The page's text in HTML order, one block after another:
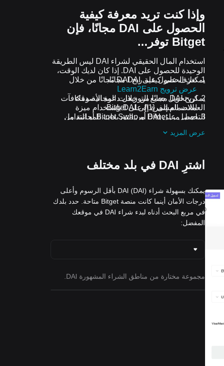
وإذا كنت تريد معرفة كيفية
الحصول على DAI مجانًا، فإن
Bitget توفر...
استخدام المال الحقيقي لشراء DAI ليس الطريقة
الوحيدة للحصول على DAI. إذا كان لديك الوقت،
يمكنك الحصول على DAI مجانًا.
تعرف على كيفية ربح DAI مجانًا من خلال
عرض ترويج Learn2Earn
اربح DAI مجانًا من خلال دعوة الأصدقاء
للانضمام إلى {1\} على Bitget
احصل على DAI من التوزيعات المجانية من
الترويجية المستمرة
يمكن تحويل جميع التوزيعات المجانية ومكافآت
العملات المشفرة إلى DAI باستخدام ميزة
التحويل من Bitget أو Bitget Swap أو التداول
عرض المزيد
اشترِ DAI في بلد مختلف
يمكنك بسهولة شراء DAI (DAI) بأقل الرسوم وأعلى
درجات الأمان أينما كانت منصة Bitget متاحة. حدد بلدك
في مربع البحث أدناه لبدء شراء DAI في موقعك
المفضل:
مجموعة مختارة من مناطق الشراء المشهورة DAI.